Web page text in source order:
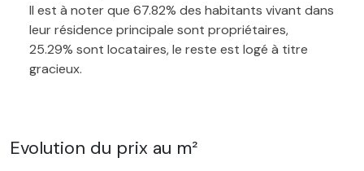
Il est à noter que 67.82% des habitants vivant dans
leur résidence principale sont propriétaires,
25.29% sont locataires, le reste est logé à titre
gracieux.
Evolution du prix au m²